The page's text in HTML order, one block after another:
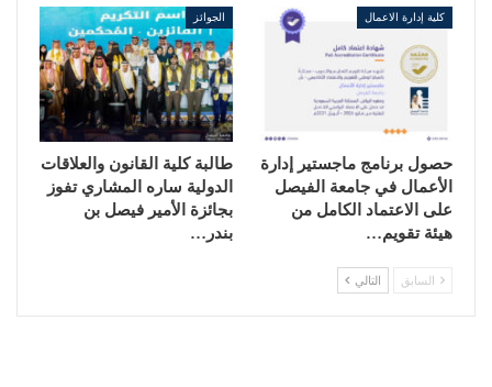
كلية إدارة الاعمال
حصول برنامج ماجستير إدارة
الأعمال في جامعة الفيصل
على الاعتماد الكامل من
هيئة تقويم…
الجوائز
طالبة كلية القانون والعلاقات
الدولية ساره المشاري تفوز
بجائزة الأمير فيصل بن
بندر…
السابق التالي